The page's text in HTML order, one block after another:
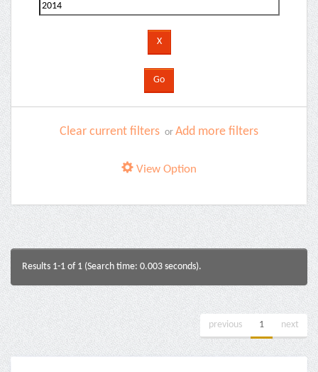
Clear current filters or Add more filters
View Option
Results 1-1 of 1 (Search time: 0.003 seconds).
previous 1 next